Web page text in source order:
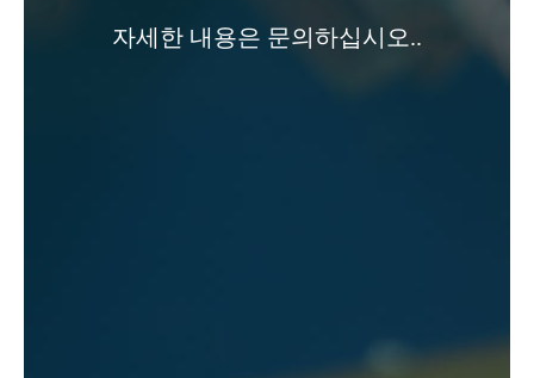
자세한 내용은 문의하십시오..